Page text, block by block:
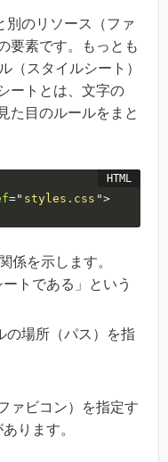
別のリソース（ファ
要素です。もっとも
（スタイルシート）
ートとは、文字の
た目のルールをまと
=" styles.css ">
係を示します。
トである」という
の場所（パス）を指
ァビコン）を指定す
ります。